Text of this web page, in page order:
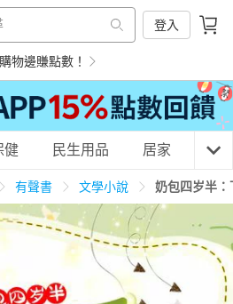
登入
物邊賺點數！
養生保健 民生用品
健 民生用品 居家 3C
有聲書 文學小說 奶包四岁半